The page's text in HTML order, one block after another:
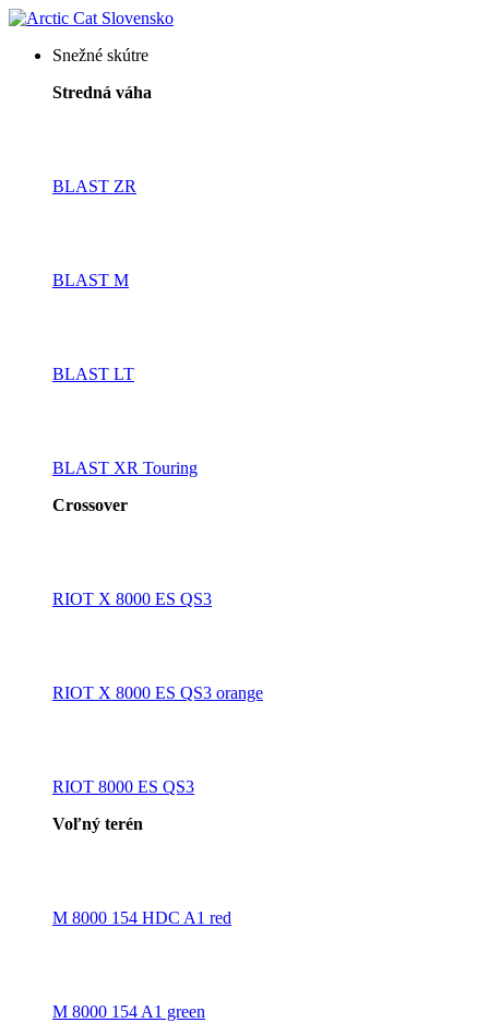
Snežné skútre
Stredná váha
BLAST ZR
BLAST M
BLAST LT
BLAST XR Touring
Crossover
RIOT X 8000 ES QS3
RIOT X 8000 ES QS3 orange
RIOT 8000 ES QS3
Voľný terén
M 8000 154 HDC A1 red
M 8000 154 A1 green